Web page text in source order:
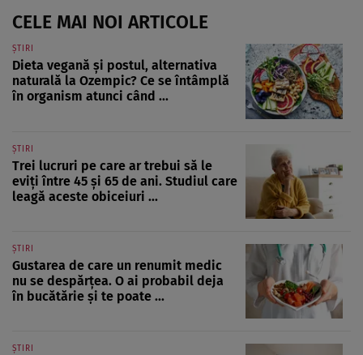
CELE MAI NOI ARTICOLE
ȘTIRI
Dieta vegană și postul, alternativa
naturală la Ozempic? Ce se întâmplă
în organism atunci când ...
ȘTIRI
Trei lucruri pe care ar trebui să le
eviți între 45 și 65 de ani. Studiul care
leagă aceste obiceiuri ...
ȘTIRI
Gustarea de care un renumit medic
nu se despărțea. O ai probabil deja
în bucătărie și te poate ...
ȘTIRI